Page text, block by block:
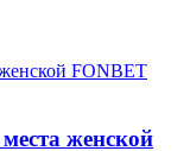
женской